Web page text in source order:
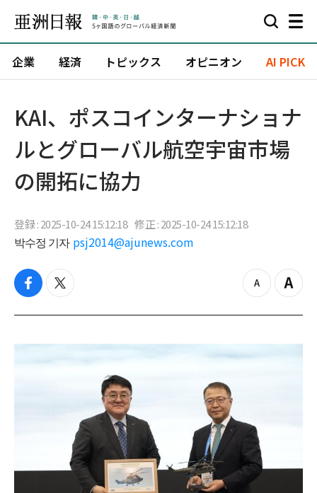
企業 経済 トピックス オピニオン AI PICK
KAI、ポスコインターナショナ
ルとグローバル航空宇宙市場
の開拓に協力
登録 : 2025-10-24 15:12:18 修正 : 2025-10-24 15:12:18
박수정 기자 psj2014@ajunews.com
f
c
b
t
i
t
z
o
Z
o
i